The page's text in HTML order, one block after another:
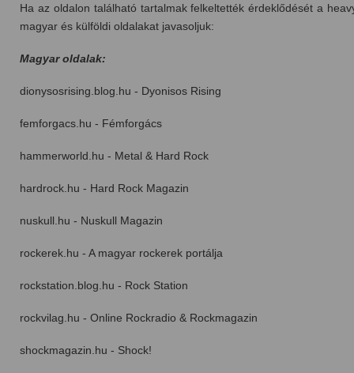
Ha az oldalon található tartalmak felkeltették érdeklődését a
magyar és külföldi oldalakat javasoljuk:
Magyar oldalak:
dionysosrising.blog.hu - Dyonisos Rising
femforgacs.hu - Fémforgács
hammerworld.hu - Metal & Hard Rock
hardrock.hu - Hard Rock Magazin
nuskull.hu - Nuskull Magazin
rockerek.hu - A magyar rockerek portálja
rockstation.blog.hu - Rock Station
rockvilag.hu - Online Rockradio & Rockmagazin
shockmagazin.hu - Shock!